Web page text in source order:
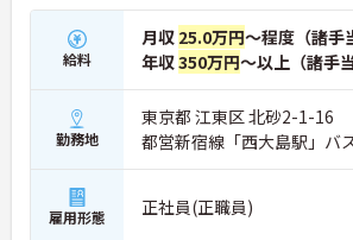
給料
月収 25.0万円～程度（諸手
年収350万円～以上（諸手当
勤務地
東京都 江東区 北砂2-1-16
都営新宿線「西大島駅」バ
雇用形態 正社員(正職員)